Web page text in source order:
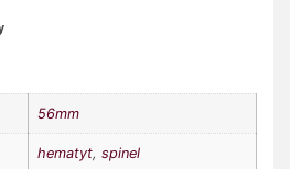
56mm
hematyt, spinel